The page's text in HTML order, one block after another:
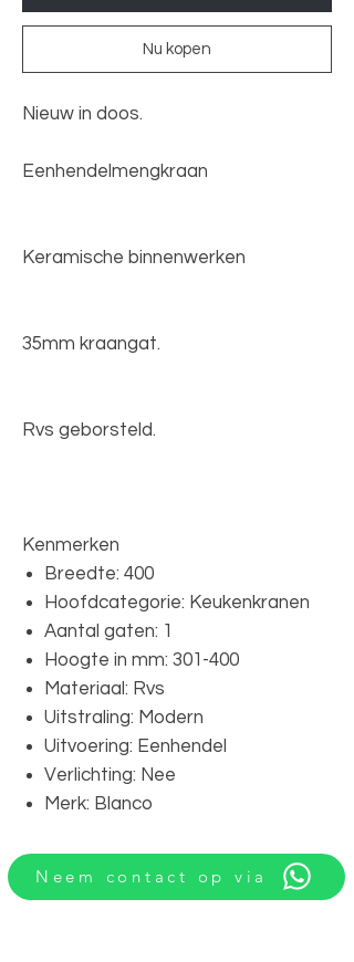
Nu kopen
Nieuw in doos.
Eenhendelmengkraan
Keramische binnenwerken
35mm kraangat.
Rvs geborsteld.
Kenmerken
Breedte: 400
Hoofdcategorie: Keukenkranen
Aantal gaten: 1
Hoogte in mm: 301-400
Materiaal: Rvs
Uitstraling: Modern
Uitvoering: Eenhendel
Verlichting: Nee
Merk: Blanco
Neem contact op via